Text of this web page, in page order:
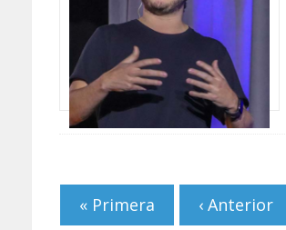
Páginas
« Primera ‹ Anterior